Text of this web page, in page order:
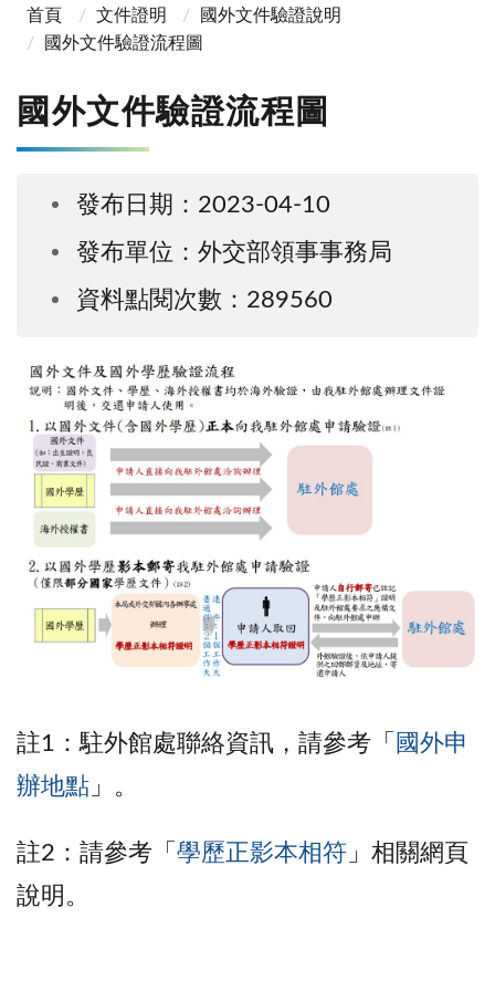
首頁 文件證明
國外文件驗證說明
國外文件驗證流程圖
國外文件驗證流程圖
發布日期：2023-04-10
發布單位：外交部領事事務局
資料點閱次數：289560
註1：駐外館處聯絡資訊，請參考「 國外申
辦地點 」。
註2：請參考「 學歷正影本相符 」相關網頁
說明。